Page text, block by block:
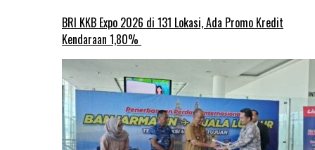
BRI KKB Expo 2026 di 131 Lokasi, Ada Promo Kredit
Kendaraan 1,80%